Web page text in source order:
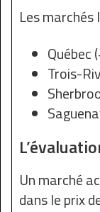
Les marchés
Québec
Trois-
Un marché
dans le prix